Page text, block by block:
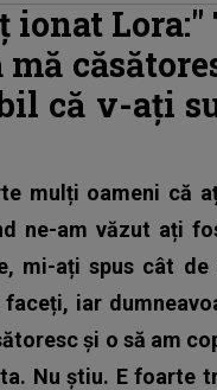
ț ionat Lora:"
mă
că v-ați
mulți oameni că
ne-am văzut ați
mi-ați spus cât
faceți, iar
și o să am
Nu știu. E foarte